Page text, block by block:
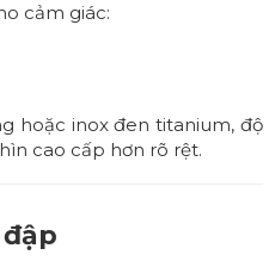
cảm giác:
hoặc inox đen titanium, độ
cao cấp hơn rõ rệt.